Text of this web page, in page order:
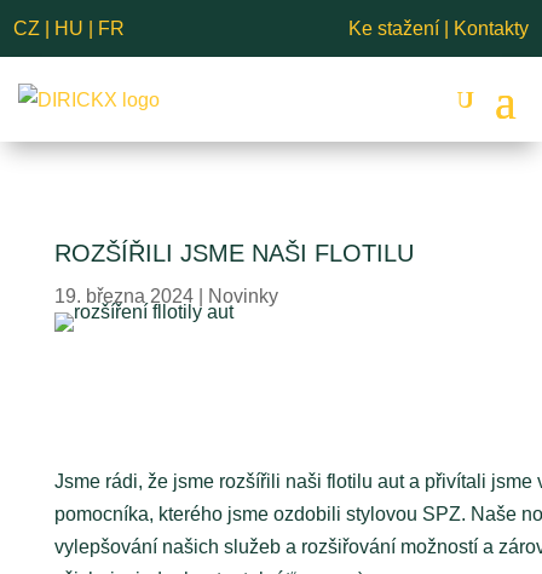
CZ HU FR Ke stažení Kontakty
ROZŠÍŘILI JSME NAŠI FLOTILU
19. března 2024| Novinky
Jsme rádi, že jsme rozšířili naši flotilu aut a přivítali
pomocníka, kterého jsme ozdobili stylovou SPZ. Naše
vylepšování našich služeb a rozšiřování možností a